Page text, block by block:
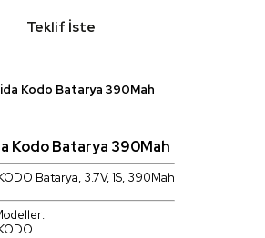
Teklif İste
Kodo Batarya 390Mah
Kodo Batarya 390Mah
Batarya, 3.7V, 1S, 390Mah